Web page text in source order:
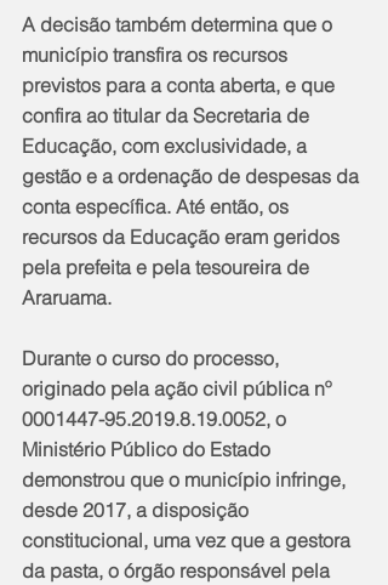
A decisão também determina que o
município transfira os recursos
previstos para a conta aberta, e que
confira ao titular da Secretaria de
Educação, com exclusividade, a
gestão e a ordenação de despesas da
conta específica. Até então, os
recursos da Educação eram geridos
pela prefeita e pela tesoureira de
Araruama.
Durante o curso do processo,
originado pela ação civil pública nº
0001447-95.2019.8.19.0052, o
Ministério Público do Estado
demonstrou que o município infringe,
desde 2017, a disposição
constitucional, uma vez que a gestora
da pasta, o órgão responsável pela